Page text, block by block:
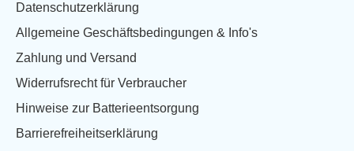
Datenschutzerklärung
Allgemeine Geschäftsbedingungen & Info's
Zahlung und Versand
Widerrufsrecht für Verbraucher
Hinweise zur Batterieentsorgung
Barrierefreiheitserklärung